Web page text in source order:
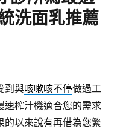
洗面乳推薦
到與咳嗽咳不停做過工
速榨汁機適合您的需求
的以來說有再借為您繁